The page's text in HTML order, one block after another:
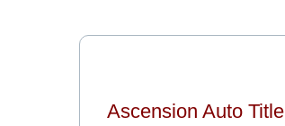
Ascension Auto Title